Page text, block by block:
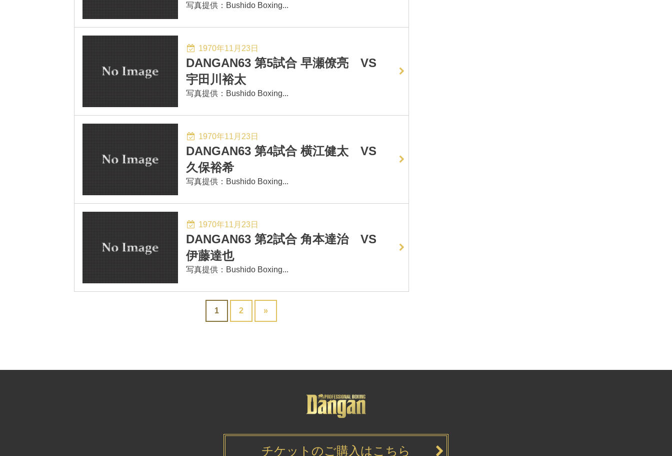
写真提供：Bushido Boxing...
1970年11月23日
DANGAN63 第5試合 早瀬僚亮 VS
宇田川裕太
写真提供：Bushido Boxing...
1970年11月23日
DANGAN63 第4試合 横江健太 VS
久保裕希
写真提供：Bushido Boxing...
1970年11月23日
DANGAN63 第2試合 角本達治 VS
伊藤達也
写真提供：Bushido Boxing...
1 2 »
チケットのご購入はこちら